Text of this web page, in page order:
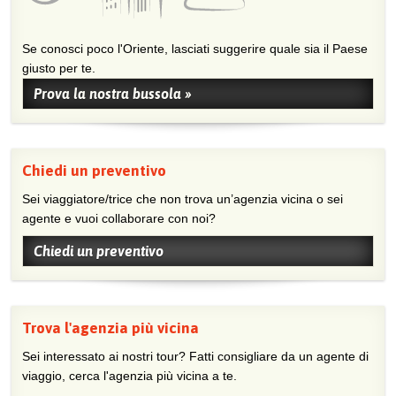
Se conosci poco l'Oriente, lasciati suggerire quale sia il Paese
giusto per te.
Prova la nostra bussola »
Chiedi un preventivo
Sei viaggiatore/trice che non trova un’agenzia vicina o sei
agente e vuoi collaborare con noi?
Chiedi un preventivo
Trova l'agenzia più vicina
Sei interessato ai nostri tour? Fatti consigliare da un agente di
viaggio, cerca l'agenzia più vicina a te.